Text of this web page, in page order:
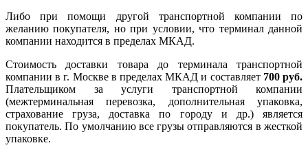
Либо при помощи другой транспортной компании по
желанию покупателя, но при условии, что терминал данной
компании находится в пределах МКАД.
Стоимость доставки товара до терминала транспортной
компании в г. Москве в пределах МКАД и составляет 700 руб.
Плательщиком за услуги транспортной компании
(межтерминальная перевозка, дополнительная упаковка,
страхование груза, доставка по городу и др.) является
покупатель. По умолчанию все грузы отправляются в жесткой
упаковке.